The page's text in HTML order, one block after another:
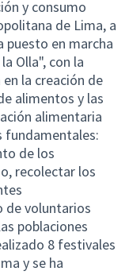
y consumo
de Lima, a
puesto en marcha
Olla", con la
la creación de
alimentos y las
alimentaria
fundamentales:
de los
recolectar los
de voluntarios
poblaciones
8 festivales
y se ha